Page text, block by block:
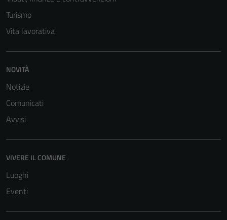
Turismo
Vita lavorativa
NOVITÀ
Notizie
Comunicati
Avvisi
VIVERE IL COMUNE
Luoghi
Eventi